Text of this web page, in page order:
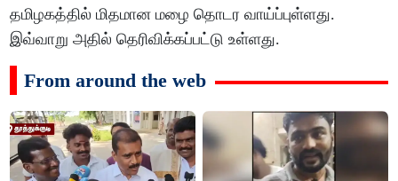
தமிழகத்தில் மிதமான மழை தொடர வாய்ப்புள்ளது.
இவ்வாறு அதில் தெரிவிக்கப்பட்டு உள்ளது.
From around the web